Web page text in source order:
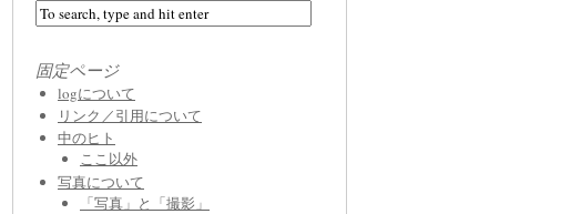
固定ページ
logについて
リンク／引用について
中のヒト
ここ以外
写真について
「写真」と「撮影」